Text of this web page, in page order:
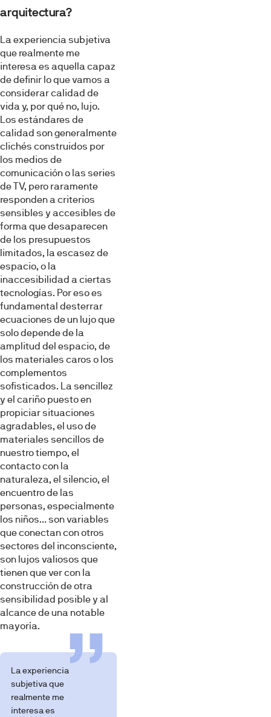
arquitectura?
La experiencia subjetiva
que realmente me
interesa es aquella capaz
de definir lo que vamos a
considerar calidad de
vida y, por qué no, lujo.
Los estándares de
calidad son generalmente
clichés construidos por
los medios de
comunicación o las series
de TV, pero raramente
responden a criterios
sensibles y accesibles de
forma que desaparecen
de los presupuestos
limitados, la escasez de
espacio, o la
inaccesibilidad a ciertas
tecnologías. Por eso es
fundamental desterrar
ecuaciones de un lujo que
solo depende de la
amplitud del espacio, de
los materiales caros o los
complementos
sofisticados. La sencillez
y el cariño puesto en
propiciar situaciones
agradables, el uso de
materiales sencillos de
nuestro tiempo, el
contacto con la
naturaleza, el silencio, el
encuentro de las
personas, especialmente
los niños… son variables
que conectan con otros
sectores del inconsciente,
son lujos valiosos que
tienen que ver con la
construcción de otra
sensibilidad posible y al
alcance de una notable
mayoría.
La experiencia
subjetiva que
realmente me
interesa es